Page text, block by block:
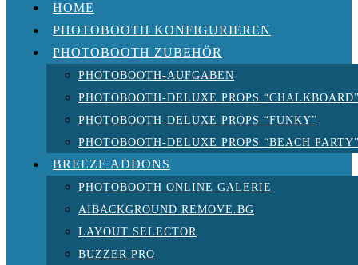
HOME
PHOTOBOOTH KONFIGURIEREN
PHOTOBOOTH ZUBEHÖR
PHOTOBOOTH-AUFGABEN
PHOTOBOOTH-DELUXE PROPS
PHOTOBOOTH-DELUXE PROPS “FUNKY”
PHOTOBOOTH-DELUXE PROPS “BEACH
BREEZE ADDONS
PHOTOBOOTH ONLINE GALERIE
AIBACKGROUND REMOVE.BG
LAYOUT SELECTOR
BUZZER PRO